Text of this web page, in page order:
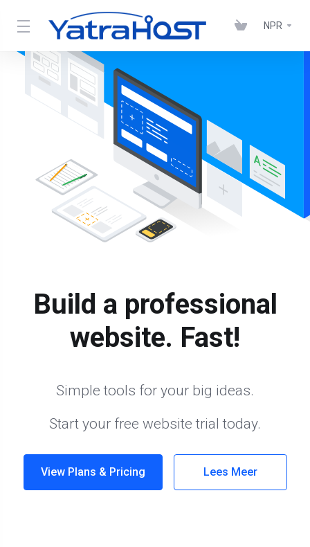
NPR
Build a professional
website. Fast!
Simple tools for your big ideas.
Start your free website trial today.
View Plans & Pricing Lees Meer